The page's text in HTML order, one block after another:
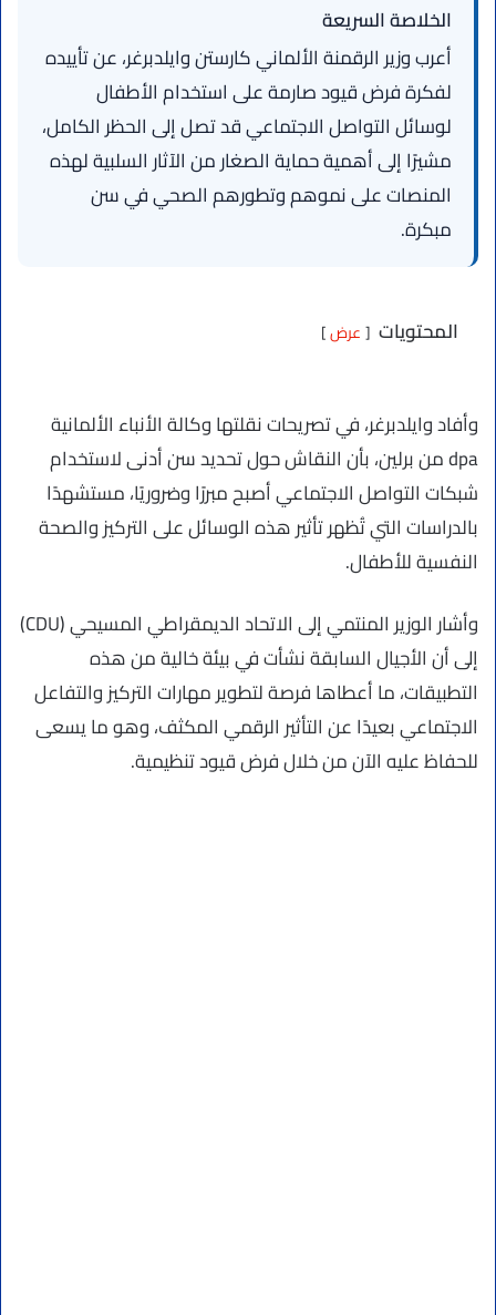
الخلاصة السريعة
أعرب وزير الرقمنة الألماني كارستن وايلدبرغر، عن تأييده
لفكرة فرض قيود صارمة على استخدام الأطفال
لوسائل التواصل الاجتماعي قد تصل إلى الحظر الكامل،
مشيرًا إلى أهمية حماية الصغار من الآثار السلبية لهذه
المنصات على نموهم وتطورهم الصحي في سن
مبكرة.
المحتويات عرض
وأفاد وايلدبرغر، في تصريحات نقلتها وكالة الأنباء الألمانية
dpa من برلين، بأن النقاش حول تحديد سن أدنى لاستخدام
شبكات التواصل الاجتماعي أصبح مبررًا وضروريًا، مستشهدًا
بالدراسات التي تُظهر تأثير هذه الوسائل على التركيز والصحة
النفسية للأطفال.
وأشار الوزير المنتمي إلى الاتحاد الديمقراطي المسيحي (CDU)
إلى أن الأجيال السابقة نشأت في بيئة خالية من هذه
التطبيقات، ما أعطاها فرصة لتطوير مهارات التركيز والتفاعل
الاجتماعي بعيدًا عن التأثير الرقمي المكثف، وهو ما يسعى
للحفاظ عليه الآن من خلال فرض قيود تنظيمية.